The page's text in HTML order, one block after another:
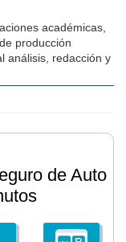
académicas,
producción
análisis, redacción y
de Auto